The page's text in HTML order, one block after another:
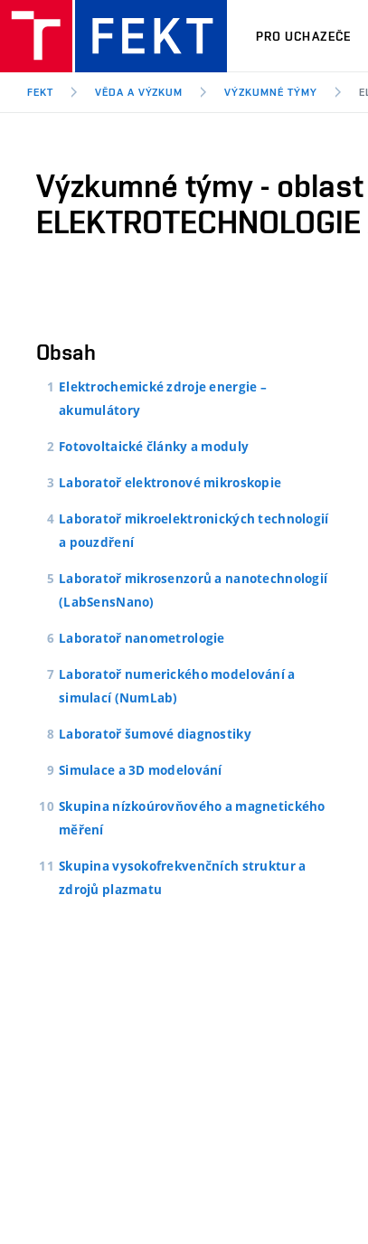
PRO UCHAZEČE
FEKT VĚDA A VÝZKUM VÝZKUMNÉ TÝMY
Výzkumné týmy - oblast
Obsah
Elektrochemické zdroje energie –
akumulátory
Fotovoltaické články a moduly
Laboratoř elektronové mikroskopie
Laboratoř mikroelektronických technologií
a pouzdření
Laboratoř mikrosenzorů a nanotechnologií
(LabSensNano)
Laboratoř nanometrologie
Laboratoř numerického modelování a
simulací (NumLab)
Laboratoř šumové diagnostiky
Simulace a 3D modelování
Skupina nízkoúrovňového a magnetického
měření
Skupina vysokofrekvenčních struktur a
zdrojů plazmatu